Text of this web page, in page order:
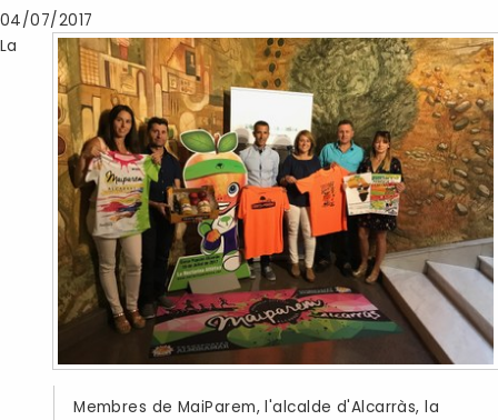
04/07/2017
Membres de MaiParem, l'alcalde d'Alcarràs, la
La